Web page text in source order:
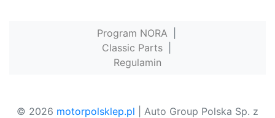
Program NORA
Classic Parts
Regulamin
© 2026 motorpolsklep.pl | Auto Group Polska Sp. z